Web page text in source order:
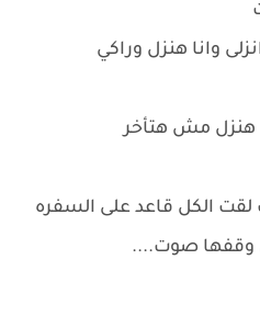
وانا هنزل وراكي
هنزل مش هتأخر
الكل قاعد على السفره
وقفها صوت....